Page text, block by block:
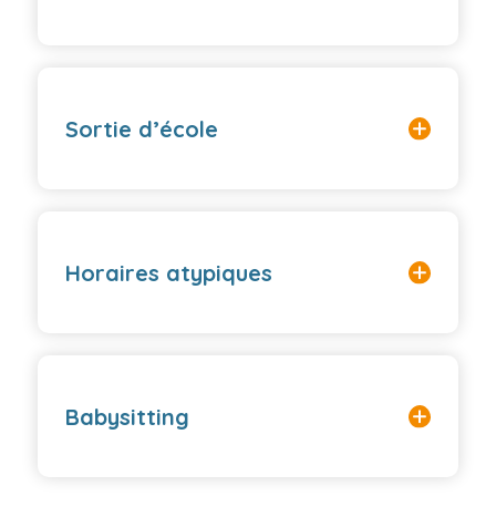
Sortie d’école
Horaires atypiques
Babysitting